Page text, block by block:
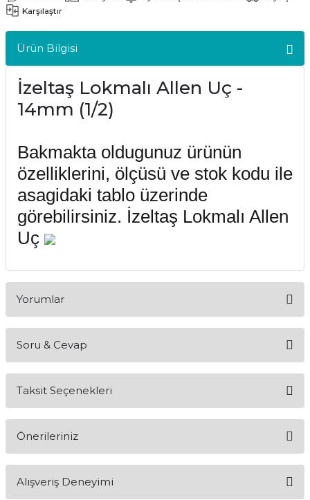
Karşılaştır
Ürün Bilgisi
İzeltaş Lokmalı Allen Uç -
14mm (1/2)
Bakmakta oldugunuz ürünün
özelliklerini, ölçüsü ve stok kodu ile
asagidaki tablo üzerinde
görebilirsiniz. İzeltaş Lokmalı Allen
Uç
Yorumlar
Soru & Cevap
Taksit Seçenekleri
Önerileriniz
konularda yetersiz gördüğünüz noktaları öneri formunu
Alışveriş Deneyimi